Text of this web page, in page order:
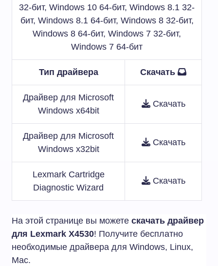
32-бит, Windows 10 64-бит, Windows 8.1 32-
бит, Windows 8.1 64-бит, Windows 8 32-бит,
Windows 8 64-бит, Windows 7 32-бит,
Windows 7 64-бит
Тип драйвера Скачать
Драйвер для Microsoft
Windows x64bit
Скачать
Драйвер для Microsoft
Windows x32bit
Скачать
Lexmark Cartridge
Diagnostic Wizard
Скачать
На этой странице вы можете скачать драйвер
для Lexmark X4530! Получите бесплатно
необходимые драйвера для Windows, Linux,
Mac.